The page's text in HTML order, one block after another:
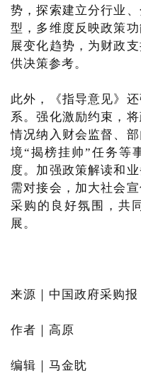
势，探索建立分行业
型，多维度反映政策
展变化趋势，为财政
供决策参考。
此外，《指导意见》
系。强化激励约束，
情况纳入财会监督、
境“揭榜挂帅”任务等
度。加强政策解读和
需对接会，加大社会
采购的良好氛围，共
展。
来源｜中国政府采购报
作者｜高原
编辑｜马金眈